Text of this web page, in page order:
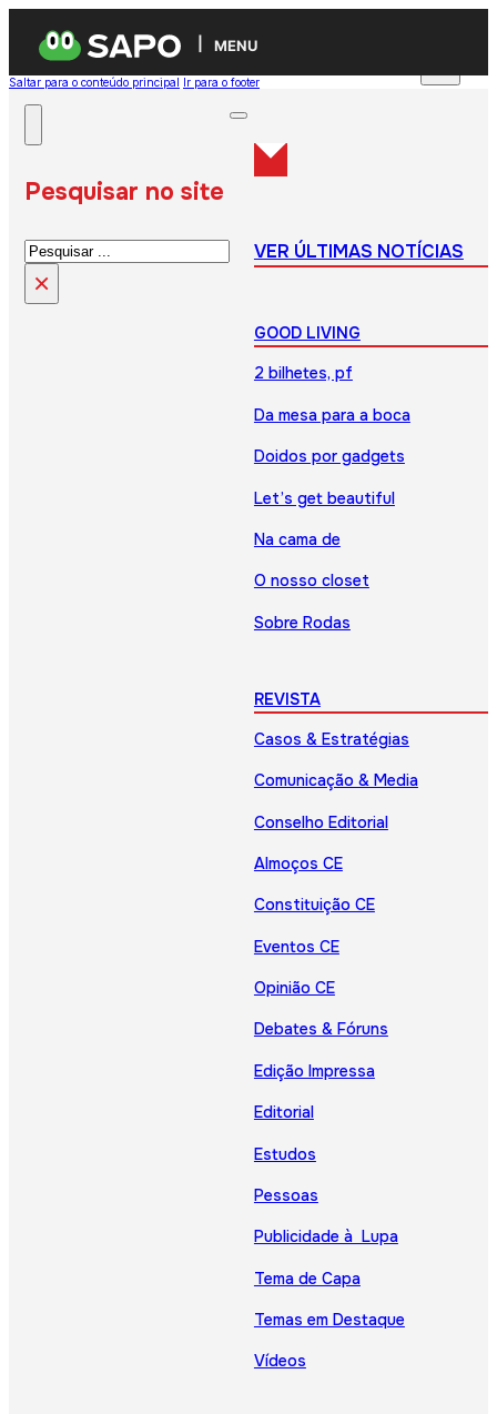
MENU
Saltar para o conteúdo principal Ir para o footer
Pesquisar no site
Pesquisar
×
VER ÚLTIMAS NOTÍCIAS
GOOD LIVING
2 bilhetes, pf
Da mesa para a boca
Doidos por gadgets
Let’s get beautiful
Na cama de
O nosso closet
Sobre Rodas
REVISTA
Casos & Estratégias
Comunicação & Media
Conselho Editorial
Almoços CE
Constituição CE
Eventos CE
Opinião CE
Debates & Fóruns
Edição Impressa
Editorial
Estudos
Pessoas
Publicidade à Lupa
Tema de Capa
Temas em Destaque
Vídeos